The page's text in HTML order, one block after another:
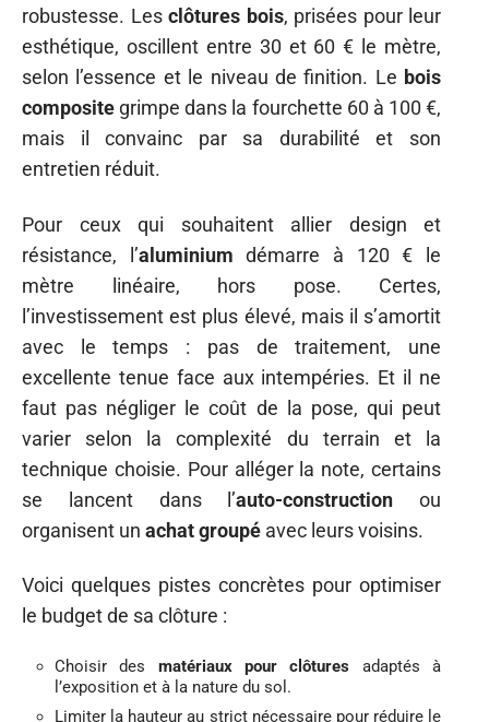
robustesse. Les clôtures bois, prisées pour leur
esthétique, oscillent entre 30 et 60 € le mètre,
selon l’essence et le niveau de finition. Le bois
composite grimpe dans la fourchette 60 à 100 €,
mais il convainc par sa durabilité et son
entretien réduit.
Pour ceux qui souhaitent allier design et
résistance, l’aluminium démarre à 120 € le
mètre linéaire, hors pose. Certes,
l’investissement est plus élevé, mais il s’amortit
avec le temps : pas de traitement, une
excellente tenue face aux intempéries. Et il ne
faut pas négliger le coût de la pose, qui peut
varier selon la complexité du terrain et la
technique choisie. Pour alléger la note, certains
se lancent dans l’auto-construction ou
organisent un achat groupé avec leurs voisins.
Voici quelques pistes concrètes pour optimiser
le budget de sa clôture :
Choisir des matériaux pour clôtures adaptés à
l’exposition et à la nature du sol.
Limiter la hauteur au strict nécessaire pour réduire le